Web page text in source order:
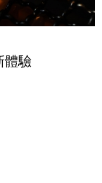
體驗